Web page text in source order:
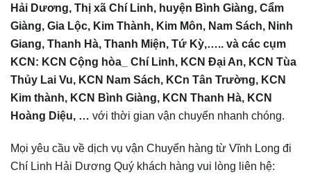
Hải Dương, Thị xã Chí Linh, huyện Bình Giàng, Cẩm
Giàng, Gia Lộc, Kim Thành, Kim Môn, Nam Sách, Ninh
Giang, Thanh Hà, Thanh Miện, Tứ Kỳ,….. và các cụm
KCN: KCN Cộng hòa_ Chí Linh, KCN Đại An, KCN Tùa
Thủy Lai Vu, KCN Nam Sách, KCn Tân Trường, KCN
Kim thành, KCN Bình Giàng, KCN Thanh Hà, KCN
Hoàng Diệu, … với thời gian vận chuyển nhanh chóng.
Mọi yêu cầu về dịch vụ vận Chuyển hàng từ Vĩnh Long đi
Chí Linh Hải Dương Quý khách hàng vui lòng liên hệ: